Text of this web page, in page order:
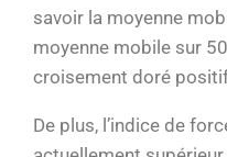
savoir la moyenne
moyenne mobile sur
croisement doré
De plus, l’indice de